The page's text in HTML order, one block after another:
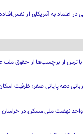
اعتماد به آمریکای از
با ترس از برچسب‌ها از حقوق
دهه پایانی صفر؛ ظرفیت اسکان 1.2 میلیون